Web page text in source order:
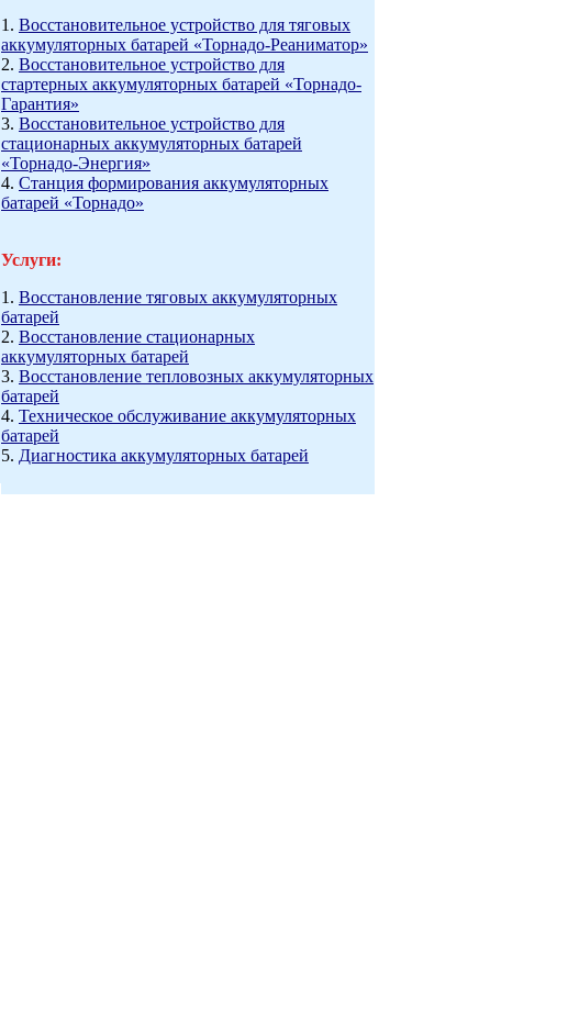
1. Восстановительное устройство для тяговых
аккумуляторных батарей «Торнадо-Реаниматор»
2. Восстановительное устройство для
стартерных аккумуляторных батарей «Торнадо-
Гарантия»
3. Восстановительное устройство для
стационарных аккумуляторных батарей
«Торнадо-Энергия»
4. Станция формирования аккумуляторных
батарей «Торнадо»
Услуги:
1. Восстановление тяговых аккумуляторных
батарей
2. Восстановление стационарных
аккумуляторных батарей
3. Восстановление тепловозных аккумуляторных
батарей
4. Техническое обслуживание аккумуляторных
батарей
5. Диагностика аккумуляторных батарей